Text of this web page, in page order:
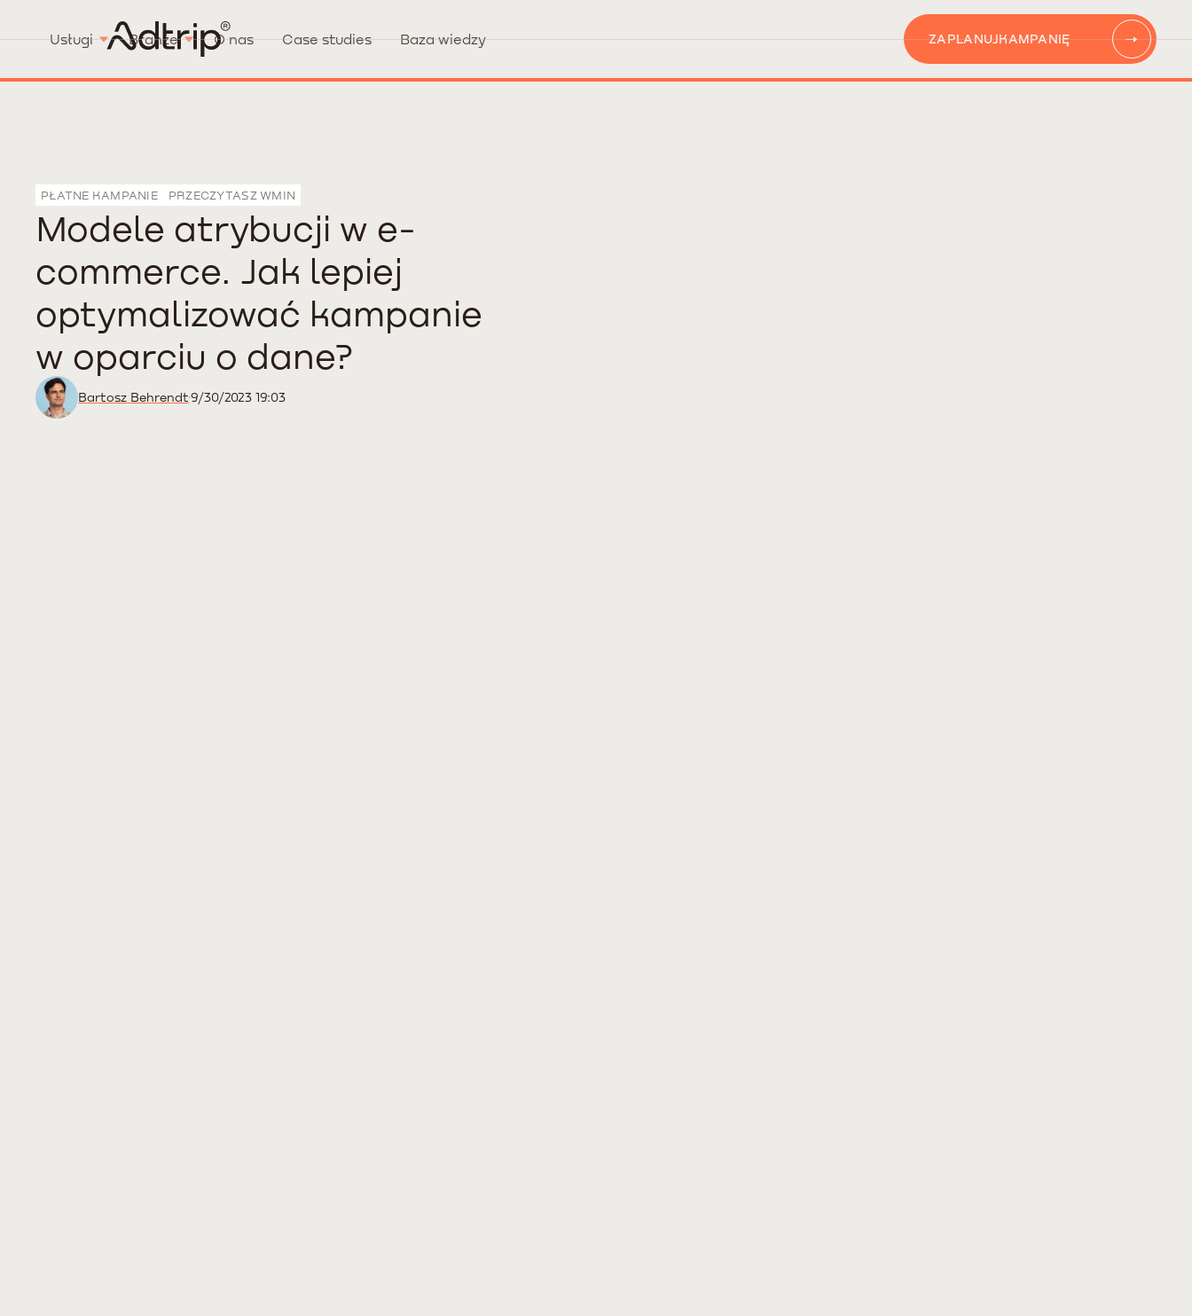
Usługi Branże O nas Case studies Baza wiedzy ZAPLANUJKAMPANIĘ
PŁATNE KAMPANIE PRZECZYTASZ WMIN
Modele atrybucji w e-
commerce. Jak lepiej
optymalizować kampanie
w oparciu o dane?
Bartosz Behrendt9/30/2023 19:03